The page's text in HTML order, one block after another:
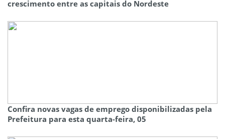
crescimento entre as capitais do Nordeste
Confira novas vagas de emprego disponibilizadas pela
Prefeitura para esta quarta-feira, 05